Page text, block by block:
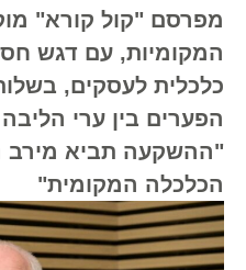
מפרסם "קול קורא"
המקומיות, עם דגש
כלכלית לעסקים,
הפערים בין ערי
"ההשקעה תביא מירב
הכלכלה המקומית"